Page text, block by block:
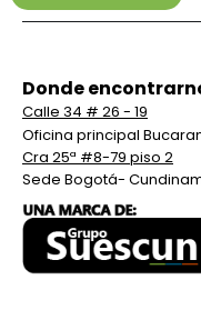
Donde
Calle 34 # 26 - 19
Oficina principal
Cra 25ª #8-79 piso 2
Sede Bogotá-